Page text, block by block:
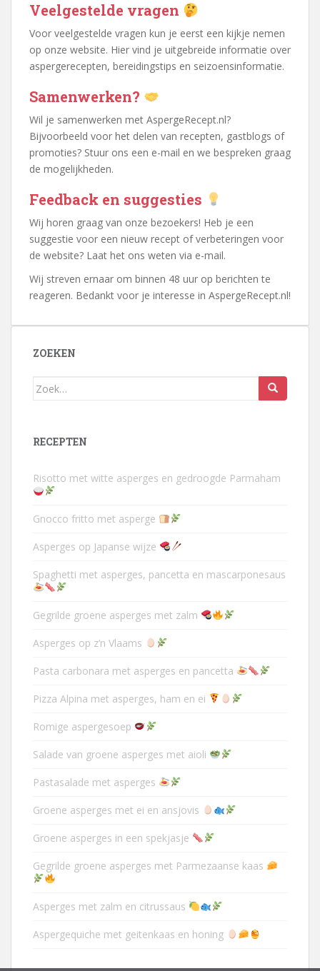
Veelgestelde vragen
Voor veelgestelde vragen kun je eerst een kijkje nemen
op onze website. Hier vind je uitgebreide informatie over
aspergerecepten, bereidingstips en seizoensinformatie.
Samenwerken?
Wil je samenwerken met AspergeRecept.nl?
Bijvoorbeeld voor het delen van recepten, gastblogs of
promoties? Stuur ons een e-mail en we bespreken graag
de mogelijkheden.
Feedback en suggesties
Wij horen graag van onze bezoekers! Heb je een
suggestie voor een nieuw recept of verbeteringen voor
de website? Laat het ons weten via e-mail.
Wij streven ernaar om binnen 48 uur op berichten te
reageren. Bedankt voor je interesse in AspergeRecept.nl!
ZOEKEN
Zoek
RECEPTEN
Risotto met witte asperges en gedroogde Parmaham
Gnocco fritto met asperge
Asperges op Japanse wijze
Spaghetti met asperges, pancetta en mascarponesaus
Gegrilde groene asperges met zalm
Asperges op z’n Vlaams
Pasta carbonara met asperges en pancetta
Pizza Alpina met asperges, ham en ei
Romige aspergesoep
Salade van groene asperges met aioli
Pastasalade met asperges
Groene asperges met ei en ansjovis
Groene asperges in een spekjasje
Gegrilde groene asperges met Parmezaanse kaas
Asperges met zalm en citrussaus
Aspergequiche met geitenkaas en honing